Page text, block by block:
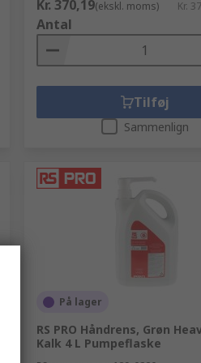
Kr. 370,19(ekskl. moms) Kr.
Antal
Tilføj
Sammenlign
På lager
RS PRO Håndrens, Grøn
Kalk 4 L Pumpeflaske